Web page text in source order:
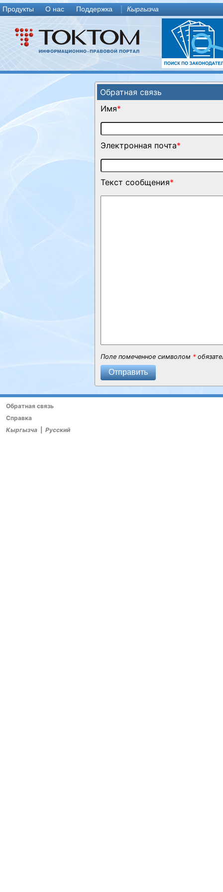
Продукты О нас Поддержка Кыргызча
Обратная связь
Имя*
Электронная почта*
Текст сообщения*
Поле помеченное символом *
Отправить
Обратная связь
Справка
Кыргызча
Русский